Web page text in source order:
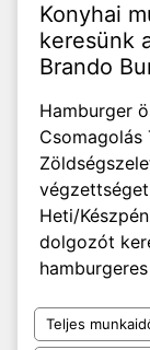
Konyhai
keresünk
Brando
Hamburger
Csomagolás
Heti/
dolgozót
Teljes